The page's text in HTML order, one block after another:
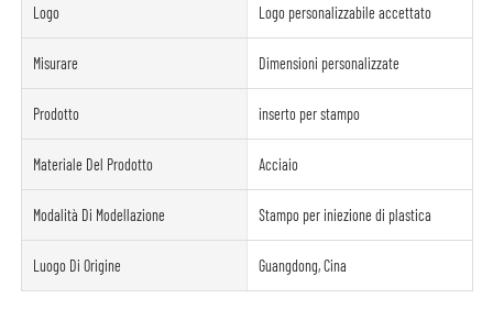
Logo Logo personalizzabile accettato
Misurare Dimensioni personalizzate
Prodotto inserto per stampo
Materiale Del Prodotto Acciaio
Modalità Di Modellazione Stampo per iniezione di plastica
Luogo Di Origine Guangdong, Cina